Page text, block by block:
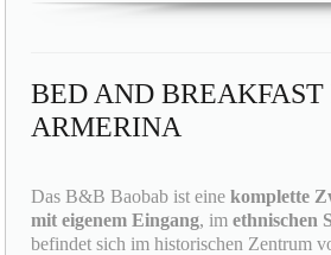
BED AND
ARMERINA
Das B&B Baobab ist einekomplette
mit eigenem Eingang, imethnischen
befindet sich im historischen Zentrum